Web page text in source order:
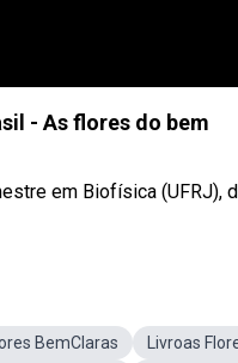
- As flores do bem
em Biofísica (UFRJ),
BemClaras Livroas